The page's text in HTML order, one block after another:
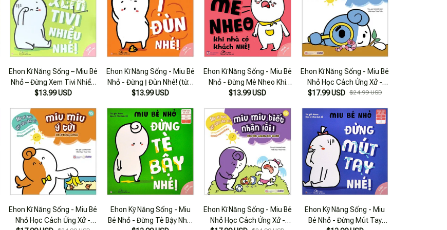
Ehon Kĩ Năng Sống – Miu Bé
Nhỏ – Đừng Xem Tivi Nhiều
Nhé (Từ 1 – 6 Tuổi)
$13.99 USD
Ehon Kĩ Năng Sống - Miu Bé
Nhỏ - Đừng Ị Đùn Nhé! (từ 1
- 6 Tuổi) - Tái Bản
$13.99 USD
Ehon Kĩ Năng Sống - Miu Bé
Nhỏ - Đừng Mè Nheo Khi
Nhà Có Khách Nhé! (từ 1 - 6
$13.99 USD
Ehon Kĩ Năng Sống - Miu Bé
Nhỏ Học Cách Ứng Xử -
Tập 46 - Miu Miu Tò Mò
$17.99 USD $24.99 USD
Ehon Kĩ Năng Sống - Miu Bé
Nhỏ Học Cách Ứng Xử -
Ehon Kỹ Năng Sống - Miu
Bé Nhỏ - Đừng Tè Bậy Nhé!
Ehon Kĩ Năng Sống - Miu Bé
Nhỏ Học Cách Ứng Xử -
Ehon Kỹ Năng Sống - Miu
Bé Nhỏ - Đừng Mút Tay